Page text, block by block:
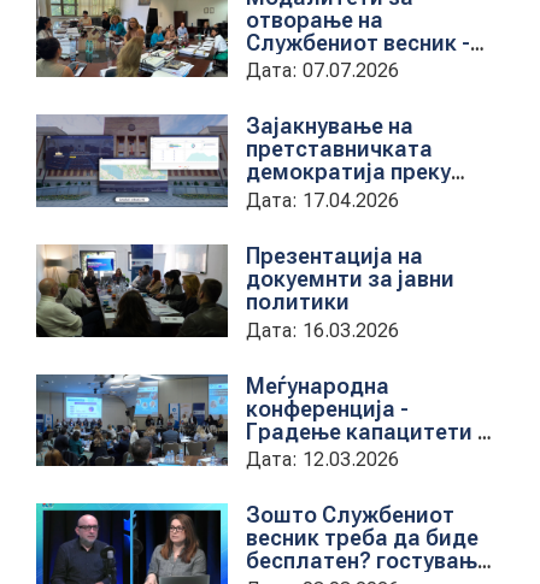
отворање на
Службениот весник -
Средба со
претставници на ЈП
службен весник
Дата: 07.07.2026
Зајакнување на
претставничката
демократија преку
дигитална алатка
kancelarii.sobranie.mk
Дата: 17.04.2026
Презентација на
докуемнти за јавни
политики
Дата: 16.03.2026
Меѓународна
конференција -
Градење капацитети на
институциите за обука
на државни
службеници
Дата: 12.03.2026
Зошто Службениот
весник треба да биде
бесплатен? гостување